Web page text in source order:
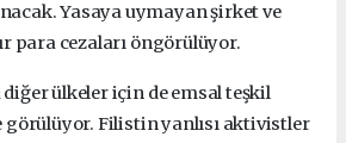
Yasaya uymayan şirket ve
para cezaları öngörülüyor.
diğer ülkeler için de emsal teşkil
görülüyor. Filistin yanlısı aktivistler